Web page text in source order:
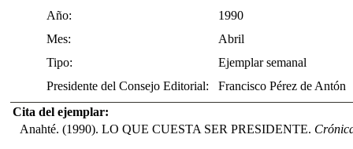
Año:
1990
Mes:
Abril
Tipo:
Ejemplar semanal
Presidente del Consejo Editorial:
Francisco Pérez de Antón
Cita del ejemplar:
Anahté. (1990). LO QUE CUESTA SER PRESIDENTE.